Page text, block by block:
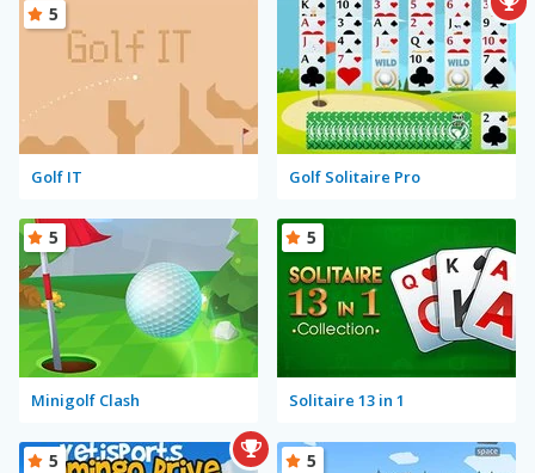
Golf IT
5
Golf Solitaire Pro
Minigolf Clash
5
Solitaire 13 in 1
5
5 5